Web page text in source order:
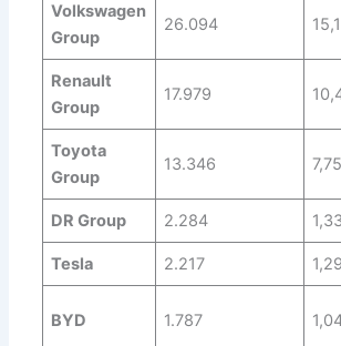
Volkswagen
Group
26.094
Renault
Group
17.979
Toyota
Group
13.346
DR Group 2.284
Tesla 2.217
BYD 1.787